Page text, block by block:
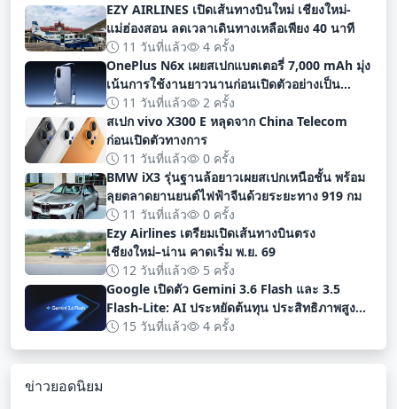
EZY AIRLINES เปิดเส้นทางบินใหม่ เชียงใหม่-
แม่ฮ่องสอน ลดเวลาเดินทางเหลือเพียง 40 นาที
11 วันที่แล้ว
4 ครั้ง
OnePlus N6x เผยสเปกแบตเตอรี่ 7,000 mAh มุ่ง
เน้นการใช้งานยาวนานก่อนเปิดตัวอย่างเป็น
ทางการ
11 วันที่แล้ว
2 ครั้ง
สเปก vivo X300 E หลุดจาก China Telecom
ก่อนเปิดตัวทางการ
11 วันที่แล้ว
0 ครั้ง
BMW iX3 รุ่นฐานล้อยาวเผยสเปกเหนือชั้น พร้อม
ลุยตลาดยานยนต์ไฟฟ้าจีนด้วยระยะทาง 919 กม
11 วันที่แล้ว
0 ครั้ง
Ezy Airlines เตรียมเปิดเส้นทางบินตรง
เชียงใหม่–น่าน คาดเริ่ม พ.ย. 69
12 วันที่แล้ว
5 ครั้ง
Google เปิดตัว Gemini 3.6 Flash และ 3.5
Flash-Lite: AI ประหยัดต้นทุน ประสิทธิภาพสูง
สำหรับนักพัฒนา
15 วันที่แล้ว 4 ครั้ง
ข่าวยอดนิยม